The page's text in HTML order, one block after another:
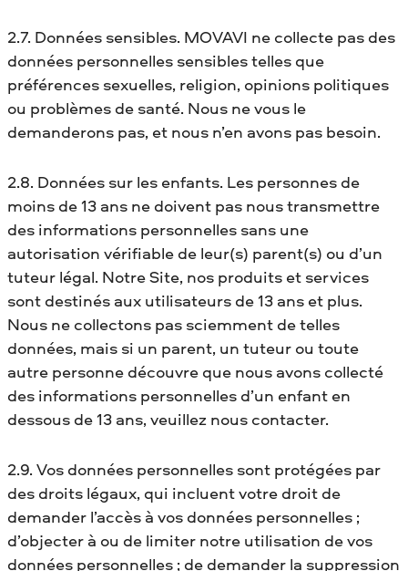
2.7. Données sensibles. MOVAVI ne collecte pas des
données personnelles sensibles telles que
préférences sexuelles, religion, opinions politiques
ou problèmes de santé. Nous ne vous le
demanderons pas, et nous n’en avons pas besoin.
2.8. Données sur les enfants. Les personnes de
moins de 13 ans ne doivent pas nous transmettre
des informations personnelles sans une
autorisation vérifiable de leur(s) parent(s) ou d’un
tuteur légal. Notre Site, nos produits et services
sont destinés aux utilisateurs de 13 ans et plus.
Nous ne collectons pas sciemment de telles
données, mais si un parent, un tuteur ou toute
autre personne découvre que nous avons collecté
des informations personnelles d’un enfant en
dessous de 13 ans, veuillez nous contacter.
2.9. Vos données personnelles sont protégées par
des droits légaux, qui incluent votre droit de
demander l’accès à vos données personnelles ;
d’objecter à ou de limiter notre utilisation de vos
données personnelles ; de demander la suppression